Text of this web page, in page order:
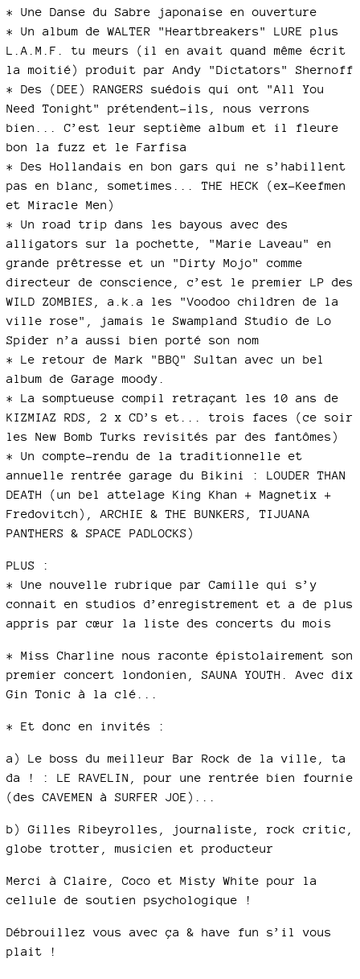
* Une Danse du Sabre japonaise en ouverture
* Un album de WALTER "Heartbreakers" LURE plus
L.A.M.F. tu meurs (il en avait quand même écrit
la moitié) produit par Andy "Dictators" Shernoff
* Des (DEE) RANGERS suédois qui ont "All You
Need Tonight" prétendent-ils, nous verrons
bien... C’est leur septième album et il fleure
bon la fuzz et le Farfisa
* Des Hollandais en bon gars qui ne s’habillent
pas en blanc, sometimes... THE HECK (ex-Keefmen
et Miracle Men)
* Un road trip dans les bayous avec des
alligators sur la pochette, "Marie Laveau" en
grande prêtresse et un "Dirty Mojo" comme
directeur de conscience, c’est le premier LP des
WILD ZOMBIES, a.k.a les "Voodoo children de la
ville rose", jamais le Swampland Studio de Lo
Spider n’a aussi bien porté son nom
* Le retour de Mark "BBQ" Sultan avec un bel
album de Garage moody.
* La somptueuse compil retraçant les 10 ans de
KIZMIAZ RDS, 2 x CD’s et... trois faces (ce soir
les New Bomb Turks revisités par des fantômes)
* Un compte-rendu de la traditionnelle et
annuelle rentrée garage du Bikini : LOUDER THAN
DEATH (un bel attelage King Khan + Magnetix +
Fredovitch), ARCHIE & THE BUNKERS, TIJUANA
PANTHERS & SPACE PADLOCKS)
PLUS :
* Une nouvelle rubrique par Camille qui s’y
connait en studios d’enregistrement et a de plus
appris par cœur la liste des concerts du mois
* Miss Charline nous raconte épistolairement son
premier concert londonien, SAUNA YOUTH. Avec dix
Gin Tonic à la clé...
* Et donc en invités :
a) Le boss du meilleur Bar Rock de la ville, ta
da ! : LE RAVELIN, pour une rentrée bien fournie
(des CAVEMEN à SURFER JOE)...
b) Gilles Ribeyrolles, journaliste, rock critic,
globe trotter, musicien et producteur
Merci à Claire, Coco et Misty White pour la
cellule de soutien psychologique !
Débrouillez vous avec ça & have fun s’il vous
plait !